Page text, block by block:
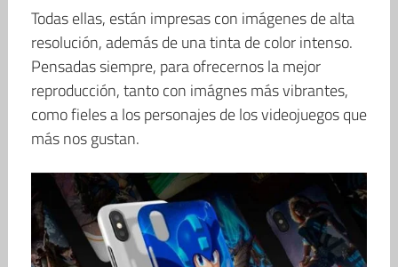
Todas ellas, están impresas con imágenes de alta
resolución, además de una tinta de color intenso.
Pensadas siempre, para ofrecernos la mejor
reproducción, tanto con imágnes más vibrantes,
como fieles a los personajes de los videojuegos que
más nos gustan.